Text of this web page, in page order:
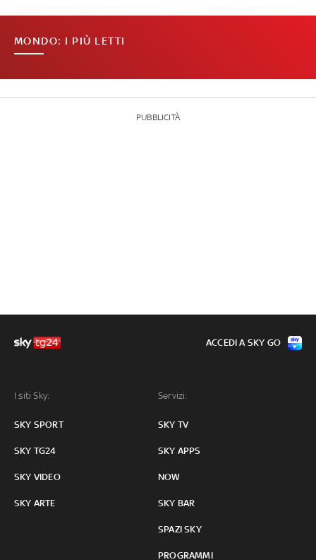
MONDO: I PIÙ LETTI
PUBBLICITÀ
I siti Sky:
SKY SPORT
SKY TG24
SKY VIDEO
SKY ARTE
Servizi:
SKY TV
SKY APPS
NOW
SKY BAR
SPAZI SKY
PROGRAMMI
ACCEDI A SKY GO